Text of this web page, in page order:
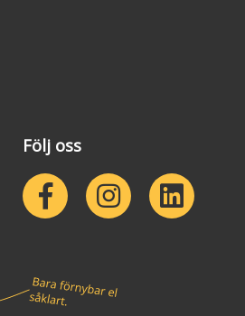
Följ oss